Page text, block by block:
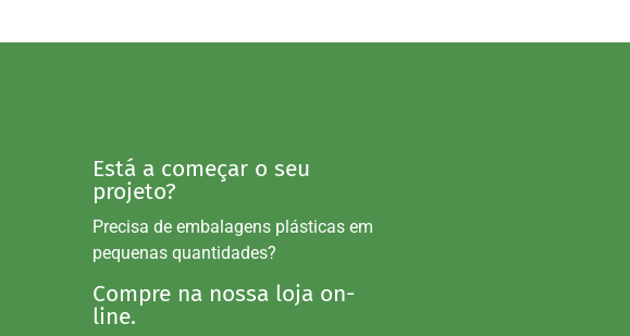
Está a começar o seu
projeto?
Precisa de embalagens plásticas em
pequenas quantidades?
Compre na nossa loja on-
line.